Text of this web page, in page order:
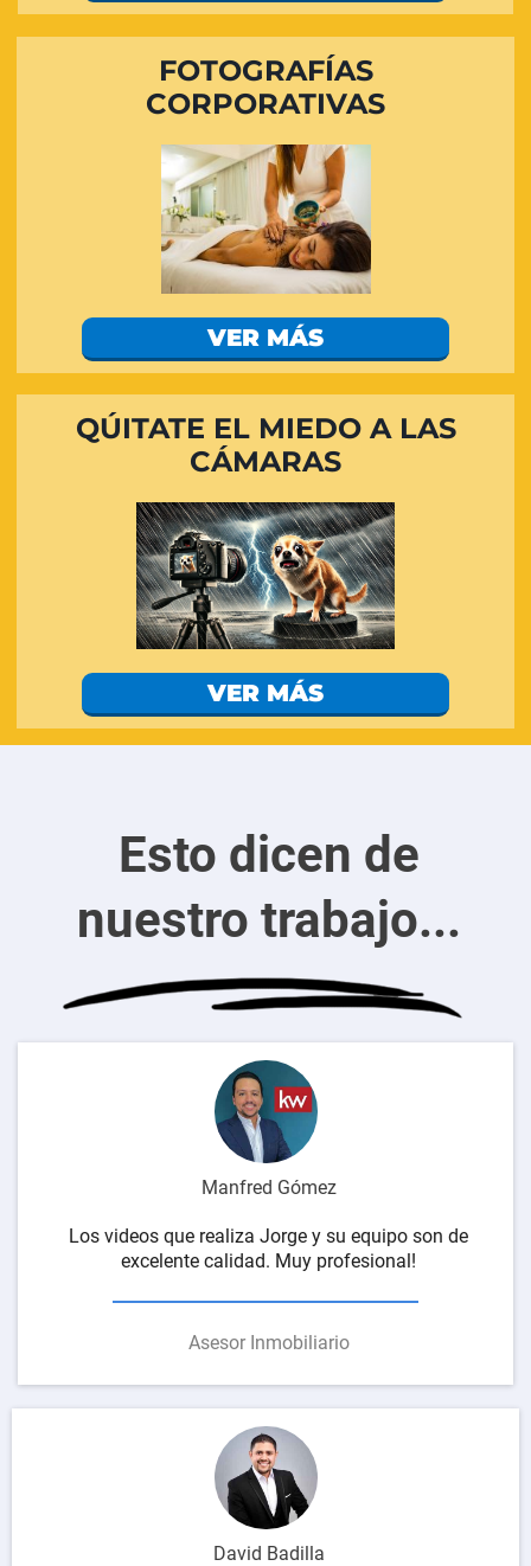
FOTOGRAFÍAS
CORPORATIVAS
VER MÁS
QÚITATE EL MIEDO A LAS
CÁMARAS
VER MÁS
Esto dicen de
nuestro trabajo...
Manfred Gómez
Los videos que realiza Jorge y su equipo son de
excelente calidad. Muy profesional!
Asesor Inmobiliario
David Badilla